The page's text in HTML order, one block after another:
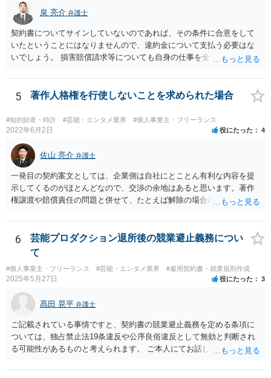
越的地位の濫⽤に関して，不当に不利益を与えるか否かは，課される
義務等の内容や期間が⽬的に照らして過⼤であるか，与える不利益の
程度，代償措置の有無やその⽔準，あらかじめ⼗分な協議が⾏われた
か等を考慮の上，個別具体的に判断される」という指摘もなされてい
るので、ご事案に応じ、挙げられている事情を具体的に検討して行く
必要があります。 なお、退所等で事務所側と揉めるようであれば、弁
護士に直接相談・依頼し、事務所側と交渉にあたってもらう方法もあ
るかと思います。 （参考）「⼈材分野における公正取引委員会の取
組」（令和元年９月２５日 公正取引委員会）６頁 https://www.jftc.g
泉 亮介 弁護士
契約書についてサインしていないのであれば、その条件に合意をして
いたということにはなりませんので、違約金について支払う必要はな
いでしょう。 損害賠償請求等についても自身の仕事を全て処理してか
5 著作人格権を行使しないことを求められた場合
#知的財産・特許 #芸能・エンタメ業界 #個人事業主・フリーランス
2022年6月2日 役にたった 4
佐山 亮介 弁護士
一発目の契約案文としては、企業側は自社にとことん有利な内容を提
示してくるのがほとんどなので、交渉の余地はあると思います。著作
権譲渡や賠償責任の問題と併せて、たとえば解除の場合のクリエータ
ます（実際、民法の原則では一方的な委任契約の解除には、必要に応
じて損害の補償をしなければならないと定められています。） ただ、
そこで「これはうちの定型書式なので変更できない」といった趣旨の
して契約を見送られた方が良いように思います。
6
芸能プロダクション退所後の競業避止義務につい
て
#個人事業主・フリーランス #芸能・エンタメ業界 #雇用契約書・就業規則作成
2025年5月27日 役にたった 3
髙田 晃平 弁護士
ご記載されている事情ですと、契約書の競業避止義務を定める条項に
ついては、独占禁止法19条違反や公序良俗違反として無効と判断され
る可能性があるものと考えられます。 ご本人にてお話しを進められる
で、弁護士を通じて交渉することも選択肢として取り得るかと思われ